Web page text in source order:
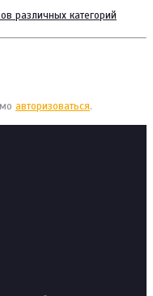
различных категорий
авторизоваться.